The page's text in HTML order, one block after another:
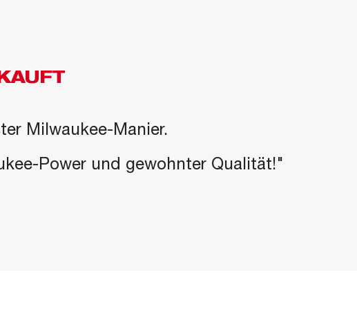
Milwaukee-Manier.
Power und gewohnter Qualität!"